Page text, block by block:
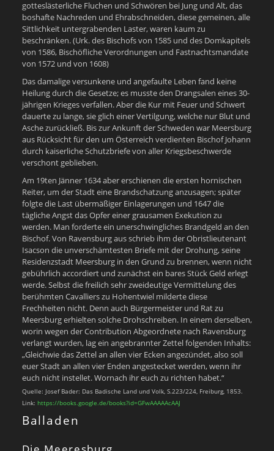
gotteslästerliche Fluchen und Schwören bei Jung und Alt, das
boshafte Nachreden und Ehrabschneiden, diese gemeinen, alle
Sittlichkeit untergrabenden Laster, waren kaum zu
beschränken. (Urk. des Bischofs von 1585 und des Domkapitels
von 1586, Bischöfliche Verordnungen und Fastnachtsmandate
von 1572 und von 1608)
Das damalige versunkene und angefaulte Leben fand keine
Heilung durch die Gesetze; es musste den Drangsalen eines 30-
jährigen Krieges verfallen. Aber die Kur mit Feuer und Schwert
dauerte zu lange, sie glich einer Vertilgung, welche nur Blut und
Asche zurückließ. Bis zur Ankunft der Schweden war Meersburg
aus Rücksicht für den um Österreich verdienten Bischof Johann
durch kaiserliche Schutzbriefe von aller Kriegsbeschwerde
verschont geblieben.
Am 19ten Jänner 1634 aber erschienen die ersten hornischen
Reiter, um der Stadt eine Brandschatzung anzusagen; später
folgte die Last übermäßiger Einlagerungen und 1647 die
tägliche Angst das Opfer einer grausamen Exekution zu
werden. Man forderte ein unerschwingliches Brandgeld an den
Bischof. Von Ravensburg aus schrieb ihm der Obristlieutenant
Isacson die unverschämtesten Briefe mit der Drohung, seine
Residenzstadt Meersburg in den Grund zu brennen, wenn nicht
gebührlich accordiert und zunächst ein bares Stück Geld erlegt
werde. Selbst die freilich sehr zweideutige Vermittelung des
berühmten Cavalliers zu Hohentwiel milderte diese
Frechheiten nicht. Denn auch Bürgermeister und Rat zu
Meersburg erhielten solche Drohschreiben. In einem derselben,
worin wegen der Contribution Abgeordnete nach Ravensburg
verlangt wurden, lag ein angebrannter Zettel folgenden Inhalts:
„Gleichwie das Zettel an allen vier Ecken angezündet, also soll
euer Stadt an allen vier Enden angestecket werden, wenn ihr
euch nicht instellet. Wornach ihr euch zu richten habet.“
Quelle: Josef Bader: Das Badische Land und Volk, S.223/224, Freiburg, 1853.
Link: https://books.google.de/books?id=GFwAAAAAcAAJ
Balladen